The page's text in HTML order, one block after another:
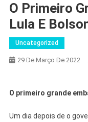
O Primeiro
Lula E
Uncategorized
29 De Março De 2022
O primeiro grande
Um dia depois de o